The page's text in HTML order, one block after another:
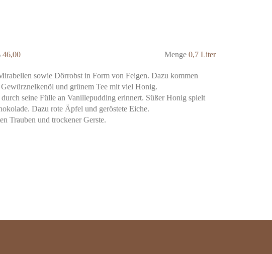
46,00 Menge 0,7 Liter
sowie Dörrobst in Form von Feigen. Dazu kommen
und grünem Tee mit viel Honig.
seine Fülle an Vanillepudding erinnert. Süßer Honig spielt
Dazu rote Äpfel und geröstete Eiche.
Trauben und trockener Gerste.